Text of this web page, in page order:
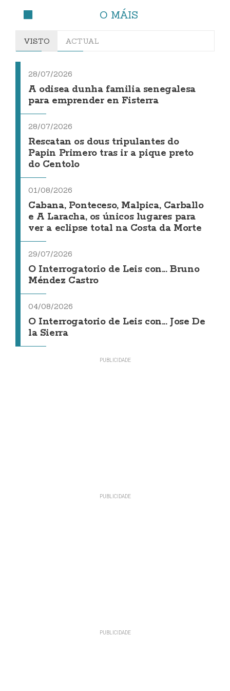
O MÁIS
VISTO ACTUAL
28/07/2026
A odisea dunha familia senegalesa
para emprender en Fisterra
28/07/2026
Rescatan os dous tripulantes do
Papin Primero tras ir a pique preto
do Centolo
01/08/2026
Cabana, Ponteceso, Malpica, Carballo
e A Laracha, os únicos lugares para
ver a eclipse total na Costa da Morte
29/07/2026
O Interrogatorio de Leis con... Bruno
Méndez Castro
04/08/2026
O Interrogatorio de Leis con... Jose De
la Sierra